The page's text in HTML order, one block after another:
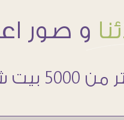
و صور
فى اننا نخلى حوائطهم اجمل